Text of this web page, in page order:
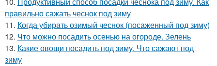
правильно сажать чеснок под зиму
11. Когда убирать озимый чеснок (посаженный под зиму)
12. Что можно посадить осенью на огороде. Зелень
13. Какие овощи посадить под зиму. Что сажают под
зиму